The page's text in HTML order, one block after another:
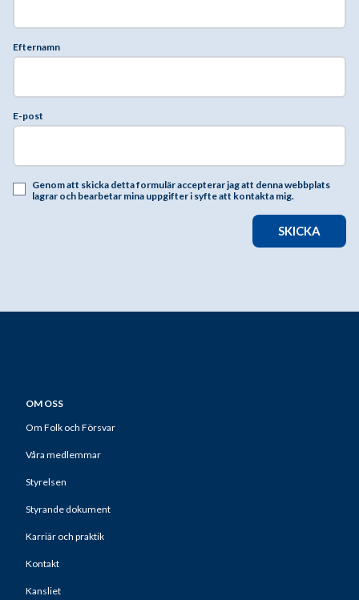
Efternamn
E-post
Genom att skicka detta formulär accepterar jag att denna webbplats
lagrar och bearbetar mina uppgifter i syfte att kontakta mig.
SKICKA
OM OSS
Om Folk och Försvar
Våra medlemmar
Styrelsen
Styrande dokument
Karriär och praktik
Kontakt
Kansliet